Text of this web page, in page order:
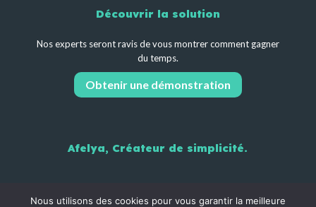
Découvrir la solution
Nos experts seront ravis de vous montrer comment gagner
du temps.
Obtenir une démonstration
Afelya, Créateur de simplicité.
Nous utilisons des cookies pour vous garantir la meilleure